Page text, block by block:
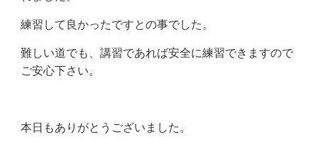
練習して良かったですとの事でした。
難しい道でも、講習であれば安全に練習できますので
ご安心下さい。
本日もありがとうございました。